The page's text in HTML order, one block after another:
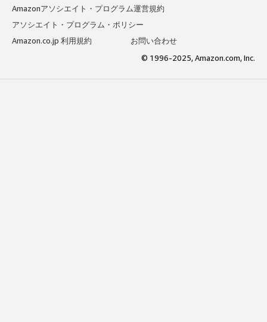
Amazonアソシエイト・プログラム運営規約
アソシエイト・プログラム・ポリシー
Amazon.co.jp 利用規約
お問い合わせ
© 1996-2025, Amazon.com, Inc.